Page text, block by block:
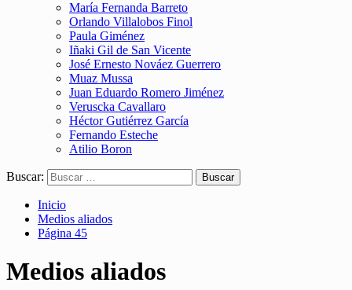
María Fernanda Barreto
Orlando Villalobos Finol
Paula Giménez
Iñaki Gil de San Vicente
José Ernesto Nováez Guerrero
Muaz Mussa
Juan Eduardo Romero Jiménez
Veruscka Cavallaro
Héctor Gutiérrez García
Fernando Esteche
Atilio Boron
Buscar:
Inicio
Medios aliados
Página 45
Medios aliados